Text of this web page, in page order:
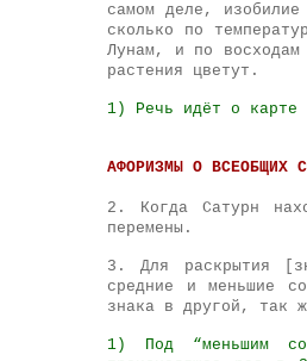
самом деле,
сколько по
Лунам, и по восходам
растения цветут.
1) Речь идёт о карте
АФОРИЗМЫ О ВСЕОБЩИХ
2. Когда Сатурн
перемены.
3. Для раскрытия
средние и меньшие
знака в другой, так
1) Под “меньшим